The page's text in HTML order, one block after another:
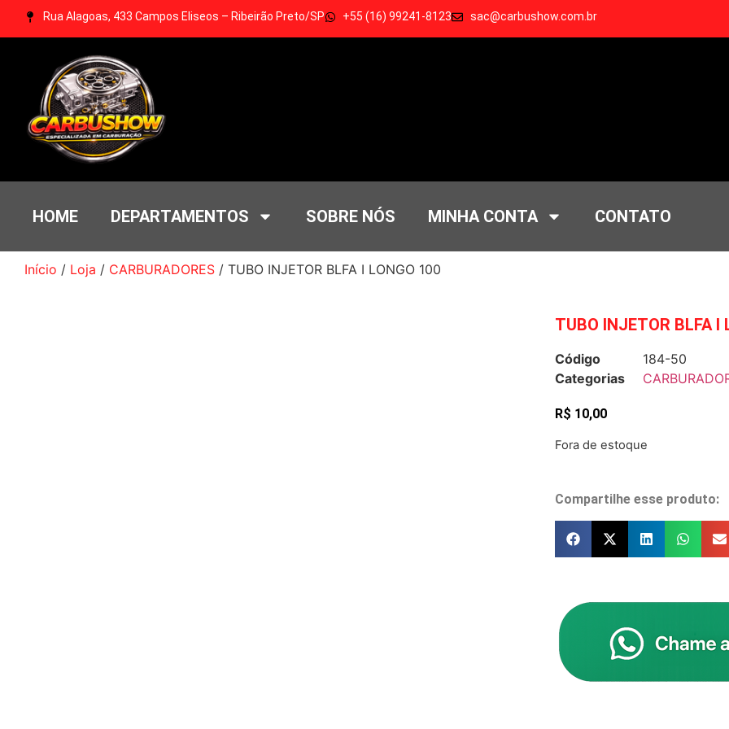
Rua Alagoas, 433 Campos Eliseos – Ribeirão Preto/SP +55 (16) 99241-8123 sac@carbushow.com.br
HOME DEPARTAMENTOS SOBRE NÓS MINHA CONTA CONTATO
Início / Loja / CARBURADORES / TUBO INJETOR BLFA I LONGO 100
TUBO INJETOR BLFA I
Código
184-50
Categorias
R$ 10,00
Fora de estoque
Compartilhe esse produto: